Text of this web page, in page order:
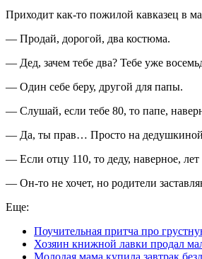
Приходит как-то пожилой кавказец в
— Продай, дорогой, два костюма.
— Дед, зачем тебе два? Тебе уже
— Один себе беру, другой для папы.
— Слушай, если тебе 80, то папе,
— Да, ты прав… Просто на дедушкиной
— Если отцу 110, то деду, наверное,
— Он-то не хочет, но родители
Еще:
Поучительная притча про
Хозяин книжной лавки продал
Молодая мама купила завтрак